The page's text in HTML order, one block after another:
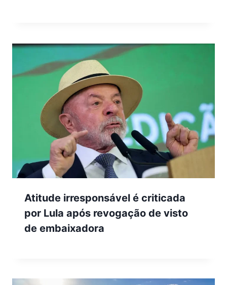
Atitude irresponsável é criticada
por Lula após revogação de visto
de embaixadora